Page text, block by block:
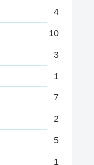
4
10
3
1
7
2
5
1